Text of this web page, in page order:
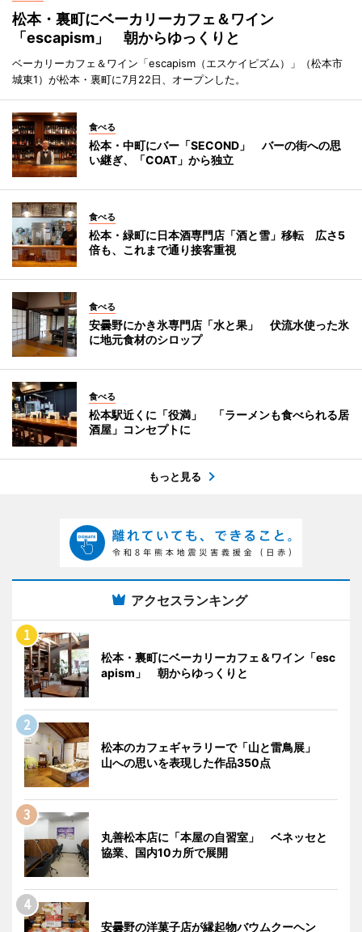
松本・裏町にベーカリーカフェ＆ワイン
「escapism」 朝からゆっくりと
ベーカリーカフェ＆ワイン「escapism（エスケイピズム）」（松本市
城東1）が松本・裏町に7月22日、オープンした。
食べる
松本・中町にバー「SECOND」 バーの街への思
い継ぎ、「COAT」から独立
食べる
松本・緑町に日本酒専門店「酒と雪」移転 広さ5
倍も、これまで通り接客重視
食べる
安曇野にかき氷専門店「水と果」 伏流水使った氷
に地元食材のシロップ
食べる
松本駅近くに「役満」 「ラーメンも食べられる居
酒屋」コンセプトに
もっと見る
アクセスランキング
松本・裏町にベーカリーカフェ＆ワイン「esc
apism」 朝からゆっくりと
松本のカフェギャラリーで「山と雷鳥展」
山への思いを表現した作品350点
丸善松本店に「本屋の自習室」 ベネッセと
協業、国内10カ所で展開
安曇野の洋菓子店が縁起物バウムクーヘン